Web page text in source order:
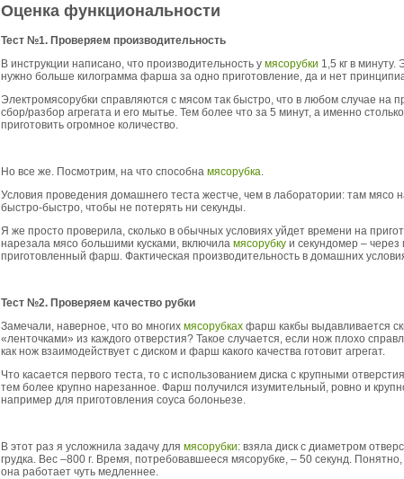
Оценка функциональности
Тест №1. Проверяем производительность
В инструкции написано, что производительность у мясорубки 1,5 кг в
нужно больше килограмма фарша за одно приготовление, да и нет
Электромясорубки справляются с мясом так быстро, что в любом случае
сбор/разбор агрегата и его мытье. Тем более что за 5 минут, а именно
приготовить огромное количество.
Но все же. Посмотрим, на что способна мясорубка
Условия проведения домашнего теста жестче, чем в лаборатории: там мясо
быстро-быстро, чтобы не потерять ни секунды.
Я же просто проверила, сколько в обычных условиях уйдет времени на
нарезала мясо большими кусками, включила мясорубку и секундомер – через
приготовленный фарш. Фактическая производительность в домашних
Тест №2. Проверяем качество рубки
Замечали, наверное, что во многих мясорубках фарш какбы выдавливается
«ленточками» из каждого отверстия? Такое случается, если нож плохо
как нож взаимодействует с диском и фарш какого качества готовит агрегат.
Что касается первого теста, то с использованием диска с крупными
тем более крупно нарезанное. Фарш получился изумительный, ровно и
например для приготовления соуса болоньезе.
В этот раз я усложнила задачу для мясорубки: взяла диск с диаметром
грудка. Вес –800 г. Время, потребовавшееся мясорубке, – 50 секунд.
она работает чуть медленнее.